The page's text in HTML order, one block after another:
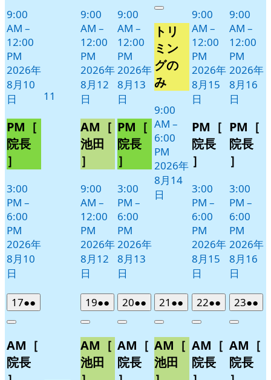
9:00
AM –
12:00
PM
2026年
8月10
日
PM［
院長
］
3:00
PM –
6:00
PM
2026年
8月10
日
11
9:00
AM –
12:00
PM
2026年
8月12
日
AM［
池田
］
9:00
AM –
12:00
PM
2026年
8月12
日
9:00
AM –
12:00
PM
2026年
8月13
日
PM［
院長
］
3:00
PM –
6:00
PM
2026年
8月13
日
月
14
日
ベ
ン
ト)
Close
トリ
ミン
グの
み
9:00
AM –
6:00
PM
2026年
8月14
日
9:00
AM –
12:00
PM
2026年
8月15
日
PM［
院長
］
3:00
PM –
6:00
PM
2026年
8月15
日
9:00
AM –
12:00
PM
2026年
8月16
日
PM［
院長
］
3:00
PM –
6:00
PM
2026年
8月16
日
172026
年
月
17
日
●●
件
イ
Close
AM［
院長
192026
年
月
19
日
●●
件
イ
ベ
Close
AM［
池田
202026
年
月
20
日
●●
件
イ
ベ
Close
AM［
院長
21 2026
年
月
21
日
●●
件
イ
ベ
Close
AM［
池田
222026
年
月
22
日
●●
件
イ
ベ
Close
AM［
院長
232026
年
月
23
日
●●
件
イ
Close
AM［
院長